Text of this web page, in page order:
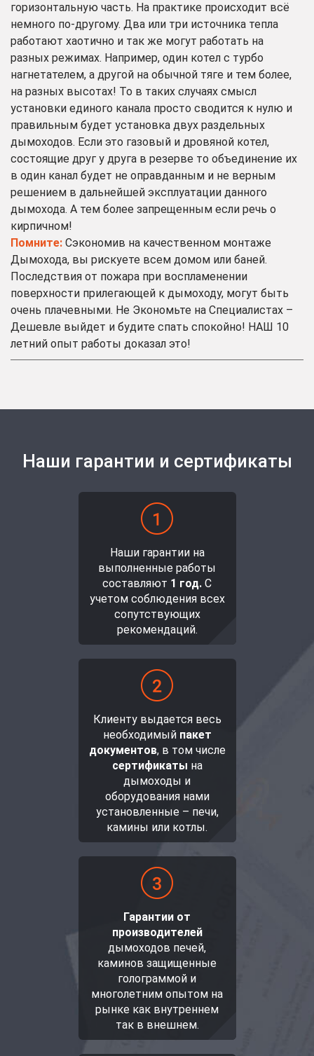
горизонтальную часть. На практике происходит всё
немного по-другому. Два или три источника тепла
работают хаотично и так же могут работать на
разных режимах. Например, один котел с турбо
нагнетателем, а другой на обычной тяге и тем более,
на разных высотах! То в таких случаях смысл
установки единого канала просто сводится к нулю и
правильным будет установка двух раздельных
дымоходов. Если это газовый и дровяной котел,
состоящие друг у друга в резерве то объединение их
в один канал будет не оправданным и не верным
решением в дальнейшей эксплуатации данного
дымохода. А тем более запрещенным если речь о
кирпичном!
Помните: Сэкономив на качественном монтаже
Дымохода, вы рискуете всем домом или баней.
Последствия от пожара при воспламенении
поверхности прилегающей к дымоходу, могут быть
очень плачевными. Не Экономьте на Специалистах –
Дешевле выйдет и будите спать спокойно! НАШ 10
летний опыт работы доказал это!
Наши гарантии и сертификаты
Наши гарантии на
выполненные работы
составляют 1 год. С
учетом соблюдения всех
сопутствующих
рекомендаций.
Клиенту выдается весь
необходимый пакет
документов, в том числе
сертификаты на
дымоходы и
оборудования нами
установленные – печи,
камины или котлы.
Гарантии от
производителей
дымоходов печей,
каминов защищенные
голограммой и
многолетним опытом на
рынке как внутреннем
так в внешнем.